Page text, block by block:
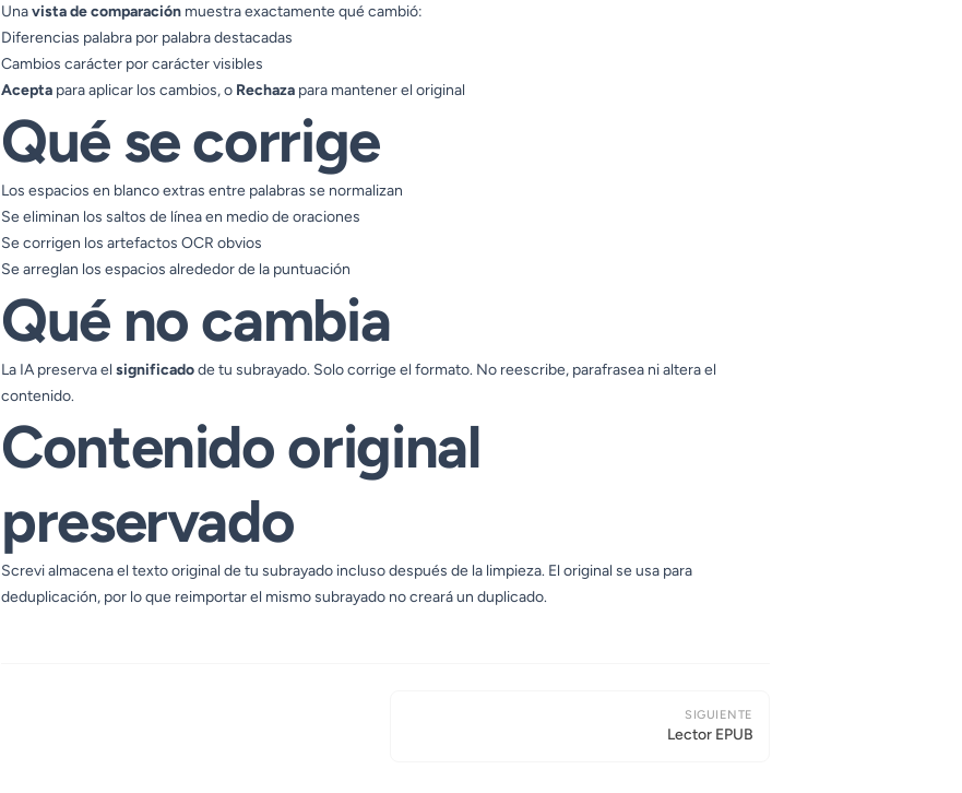
Unavista de comparación muestra exactamente qué cambió:
Diferencias palabra por palabra destacadas
Cambios carácter por carácter visibles
Acepta para aplicar los cambios, o Rechaza para mantener el original
Qué se corrige
Los espacios en blanco extras entre palabras se normalizan
Se eliminan los saltos de línea en medio de oraciones
Se corrigen los artefactos OCR obvios
Se arreglan los espacios alrededor de la puntuación
Qué no cambia
La IA preserva el significadode tu subrayado. Solo corrige el formato. No reescribe, parafrasea ni altera el
contenido.
Contenido original
preservado
Screvi almacena el texto original de tu subrayado incluso después de la limpieza. El original se usa para
deduplicación, por lo que reimportar el mismo subrayado no creará un duplicado.
SIGUIENTE
Lector EPUB